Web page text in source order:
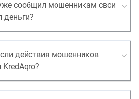
сообщил мошенникам свои
деньги?
действия мошенников